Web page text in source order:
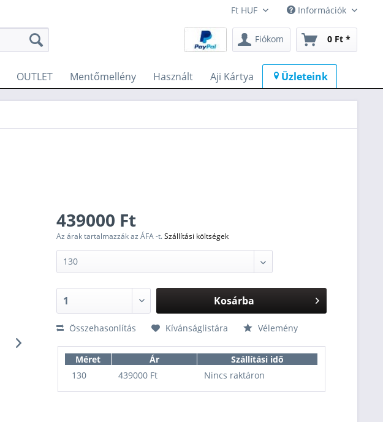
Információk
Fiókom 0 Ft *
OUTLET Mentőmellény Használt Aji Kártya Üzleteink
439000 Ft
Az árak tartalmazzák az ÁFA -t.Szállítási költségek
Kosárba
Összehasonlítás Kívánságlistára Vélemény
Méret Ár
Szállítási idő
130
439000 Ft Nincs raktáron